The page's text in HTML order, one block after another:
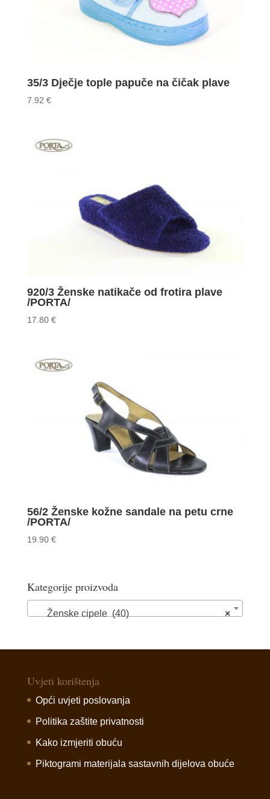
35/3 Dječje tople papuče na čičak plave
7.92 €
920/3 Ženske natikače od frotira plave
/PORTA/
17.80 €
56/2 Ženske kožne sandale na petu crne
/PORTA/
19.90 €
Kategorije proizvoda
×
Ženske cipele (40)
Uvjeti korištenja
Opći uvjeti poslovanja
Politika zaštite privatnosti
Kako izmjeriti obuću
Piktogrami materijala sastavnih dijelova obuće